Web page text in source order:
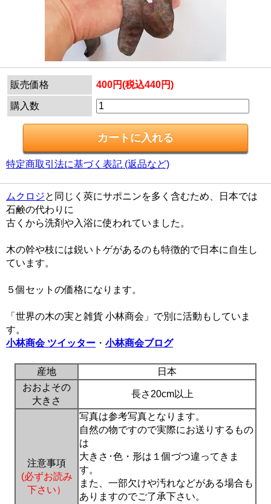
販売価格 400円(税込440円)
購入数
特定商取引法に基づく表記 (返品など)
ムクロジと同じく莢にサポニンを多く含むため、日本では
石鹸の代わりに
古くから洗剤や入浴に使われていました。
木の幹や枝には鋭いトゲがあるのも特徴的で日本に自生し
ています。
５個セットの価格になります。
「世界の木の実と雑貨 小林商会」で別に活動もしていま
す。
小林商会 ツイッター ・ 小林商会ブログ
産地
日本
おおよその
大きさ
長さ20cm以上
注意事項
(必ずお読み
下さい）
写真は参考写真となります。
自然の物ですので実際にお送りするもの
は
大きさ･色・形は１個づつ違ってきま
す。
また、一部欠けや汚れなどがある場合も
ありますのでご了承下さい。